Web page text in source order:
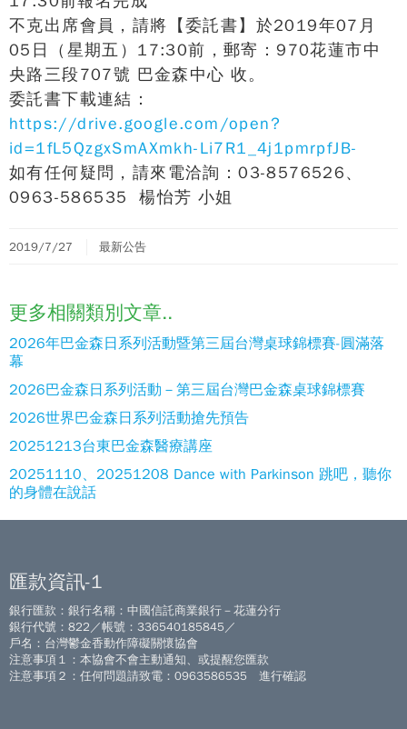
不克出席會員，請將【委託書】於2019年07月
05日（星期五）17:30前，郵寄：970花蓮市中
央路三段707號 巴金森中心 收。
委託書下載連結：
https://drive.google.com/open?
id=1fL5QzgxSmAXmkh-Li7R1_4j1pmrpfJB-
如有任何疑問，請來電洽詢：03-8576526、
0963-586535 楊怡芳 小姐
2019/7/27 最新公告
更多相關類別文章..
2026年巴金森日系列活動暨第三屆台灣桌球錦標賽-圓滿落
幕
2026巴金森日系列活動－第三屆台灣巴金森桌球錦標賽
2026世界巴金森日系列活動搶先預告
20251213台東巴金森醫療講座
20251110、20251208 Dance with Parkinson 跳吧，聽你
的身體在說話
匯款資訊-1
銀行匯款：銀行名稱：中國信託商業銀行－花蓮分行
銀行代號：822／帳號：336540185845／
戶名：台灣鬱金香動作障礙關懷協會
注意事項１：本協會不會主動通知、或提醒您匯款
注意事項２：任何問題請致電：0963586535 進行確認